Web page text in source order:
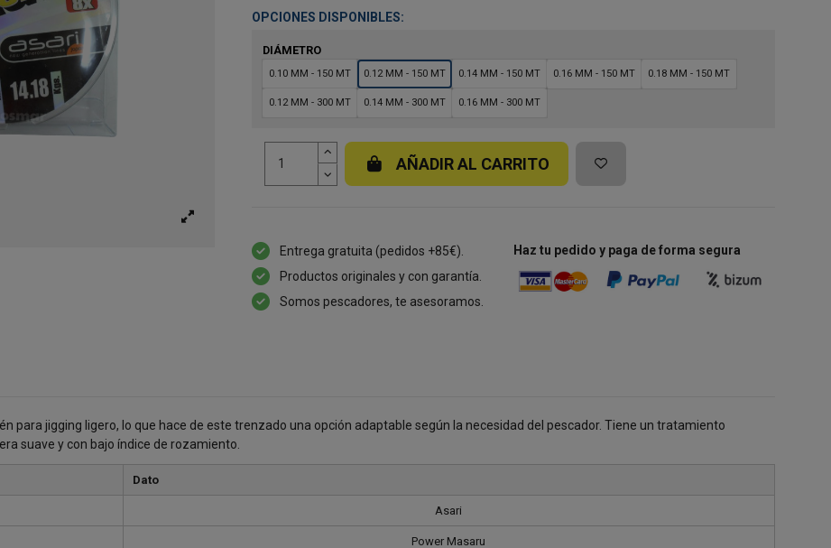
OPCIONES DISPONIBLES:
DIÁMETRO
0.10 MM - 150 MT 0.12 MM - 150 MT 0.14 MM - 150 MT 0.16 MM - 150 MT 0.18 MM - 150 MT
0.12 MM - 300 MT 0.14 MM - 300 MT 0.16 MM - 300 MT
AÑADIR AL CARRITO
Entrega gratuita (pedidos +85€).
Productos originales y con garantía.
Somos pescadores, te asesoramos.
Haz tu pedido y paga de forma segura
para jigging ligero, lo que hace de este trenzado una opción adaptable según la necesidad del pescador. Tiene un tratamiento
suave y con bajo índice de rozamiento.
Dato
Asari
Power Masaru